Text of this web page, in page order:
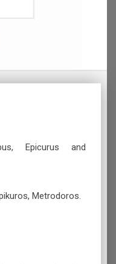
Epicurus and
Metrodoros.